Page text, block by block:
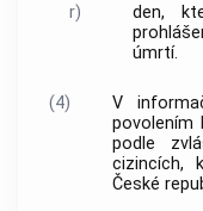
r)
den,
úmrtí.
(4)
V
povolením
podle
cizincích,
České